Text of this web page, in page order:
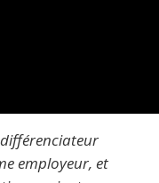
employeur, et